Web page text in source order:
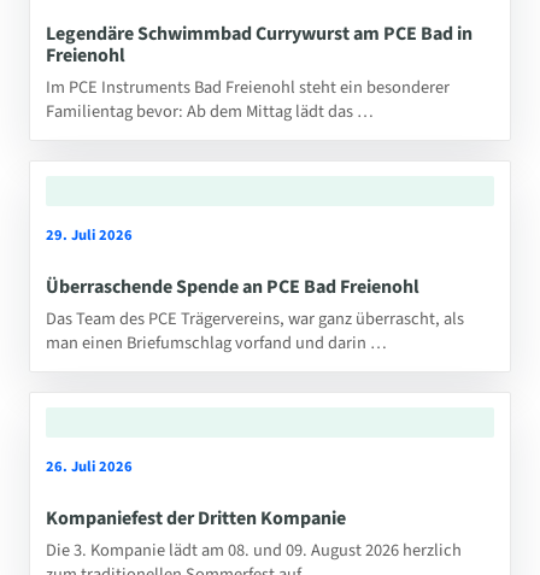
Legendäre Schwimmbad Currywurst am PCE Bad in
Freienohl
Im PCE Instruments Bad Freienohl steht ein besonderer
Familientag bevor: Ab dem Mittag lädt das …
29. Juli 2026
Überraschende Spende an PCE Bad Freienohl
Das Team des PCE Trägervereins, war ganz überrascht, als
man einen Briefumschlag vorfand und darin …
26. Juli 2026
Kompaniefest der Dritten Kompanie
Die 3. Kompanie lädt am 08. und 09. August 2026 herzlich